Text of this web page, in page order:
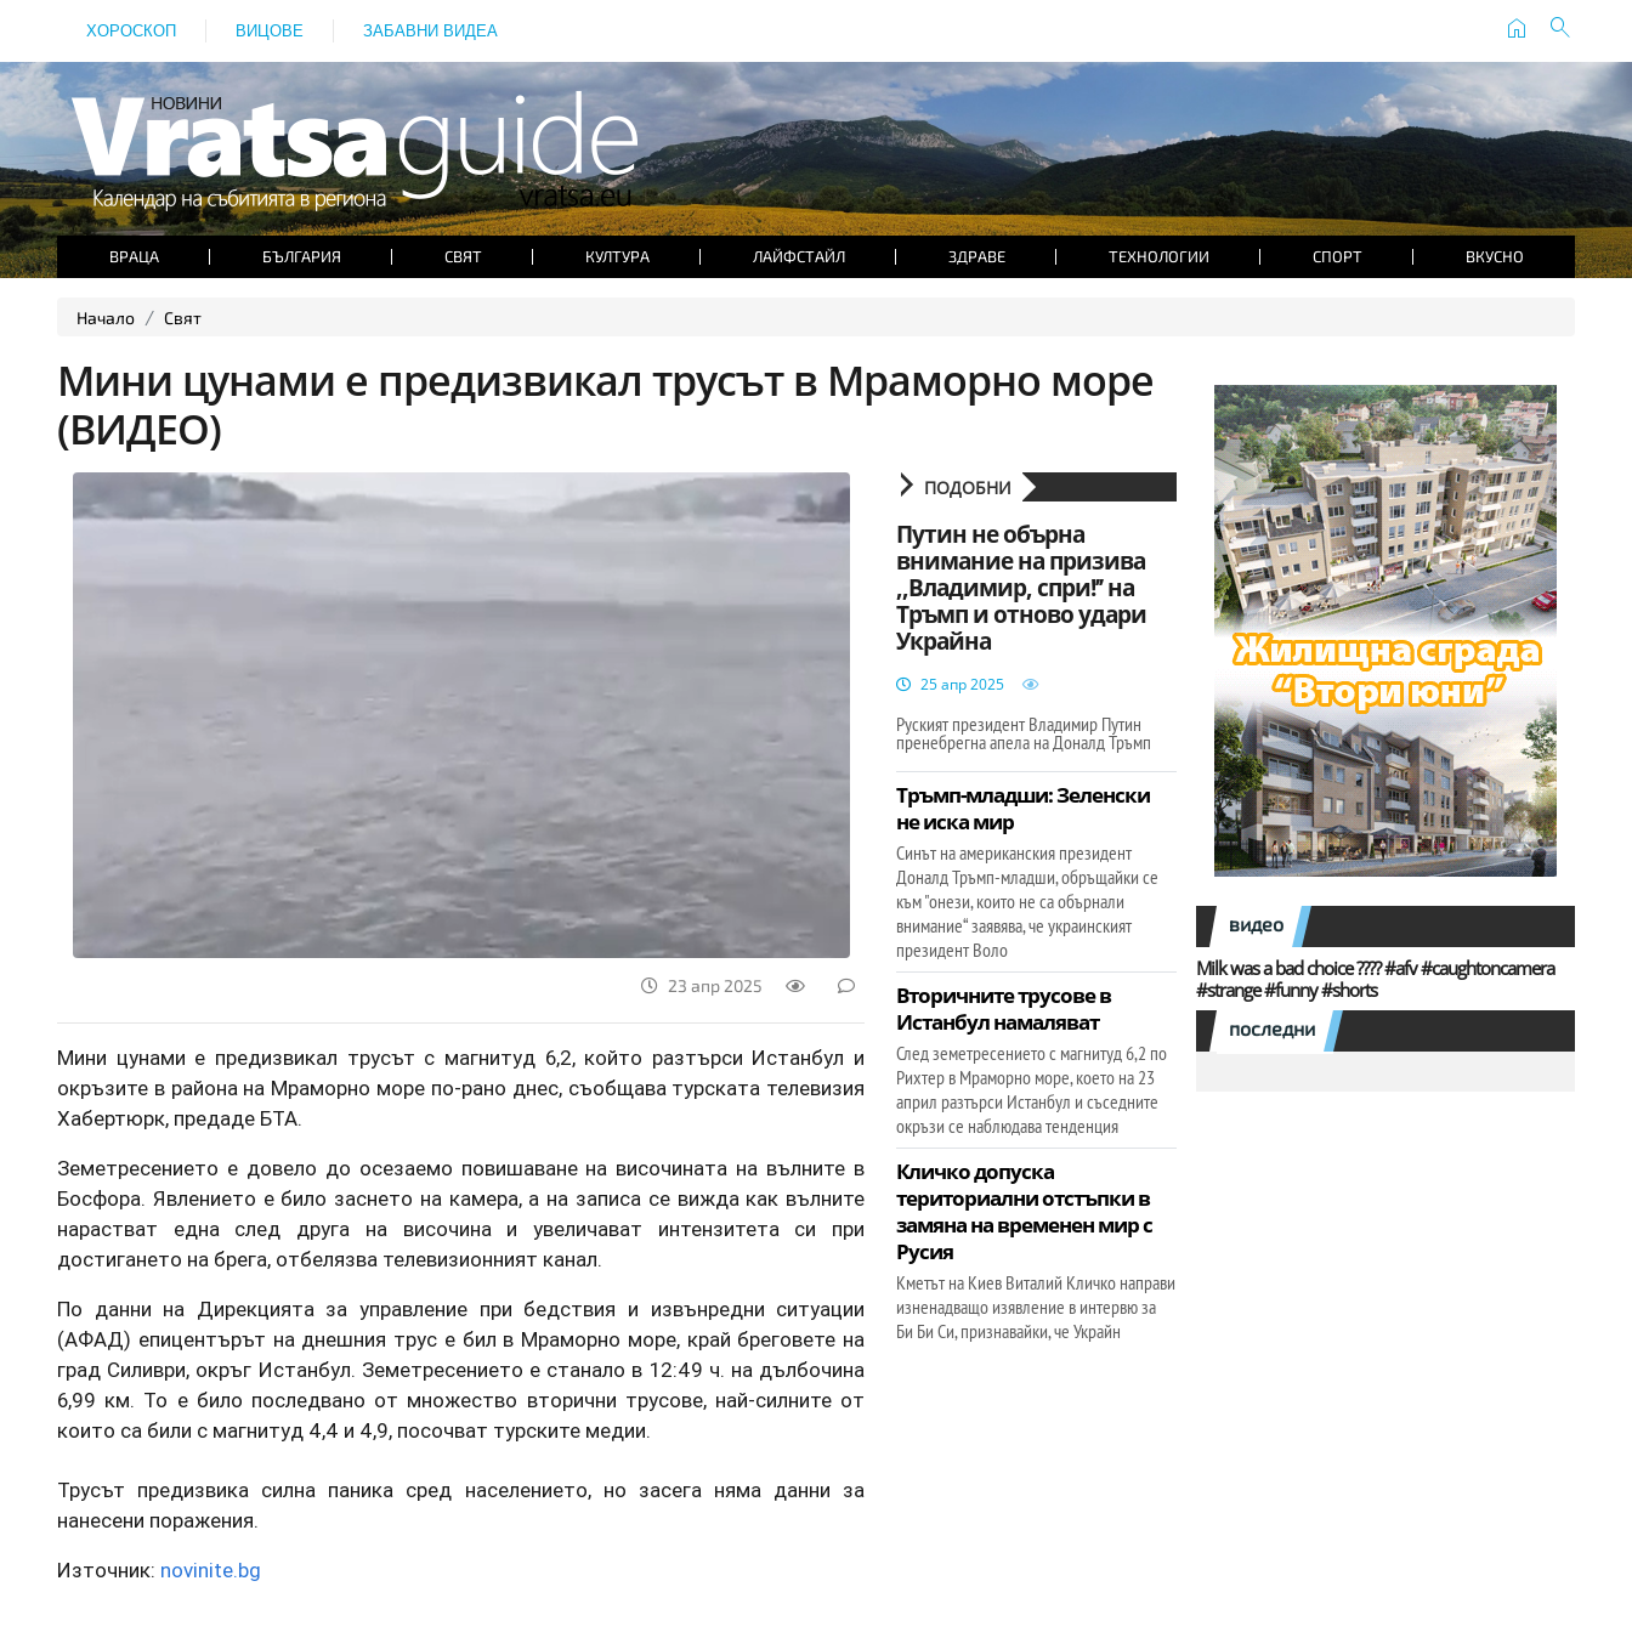
ХОРОСКОП ВИЦОВЕ ЗАБАВНИ ВИДЕА home search
ВРАЦА БЪЛГАРИЯ СВЯТ КУЛТУРА ЛАЙФСТАЙЛ ЗДРАВЕ ТЕХНОЛОГИИ СПОРТ ВКУСНО
Начало Свят
Мини цунами е предизвикал трусът в Мраморно море
(ВИДЕО)
23 апр 2025
Мини цунами е предизвикал трусът с магнитуд 6,2, който разтърси Истанбул и
окръзите в района на Мраморно море по-рано днес, съобщава турската телевизия
Хабертюрк, предаде БТА.
Земетресението е довело до осезаемо повишаване на височината на вълните в
Босфора. Явлението е било заснето на камера, а на записа се вижда как вълните
нарастват една след друга на височина и увеличават интензитета си при
достигането на брега, отбелязва телевизионният канал.
По данни на Дирекцията за управление при бедствия и извънредни ситуации
(АФАД) епицентърът на днешния трус е бил в Мраморно море, край бреговете на
град Силиври, окръг Истанбул. Земетресението е станало в 12:49 ч. на дълбочина
6,99 км. То е било последвано от множество вторични трусове, най-силните от
които са били с магнитуд 4,4 и 4,9, посочват турските медии.
Трусът предизвика силна паника сред населението, но засега няма данни за
нанесени поражения.
Източник: novinite.bg
ПОДОБНИ
Путин не обърна
внимание на призива
,,Владимир, спри!’’ на
Тръмп и отново удари
Украйна
25 апр 2025
Руският президент Владимир Путин
пренебрегна апела на Доналд Тръмп
Тръмп-младши: Зеленски
не иска мир
Синът на американския президент
Доналд Тръмп-младши, обръщайки се
към "онези, които не са обърнали
внимание“ заявява, че украинският
президент Воло
Вторичните трусове в
Истанбул намаляват
След земетресението с магнитуд 6,2 по
Рихтер в Мраморно море, което на 23
април разтърси Истанбул и съседните
окръзи се наблюдава тенденция
Кличко допуска
териториални отстъпки в
замяна на временен мир с
Русия
Кметът на Киев Виталий Кличко направи
изненадващо изявление в интервю за
Би Би Си, признавайки, че Украйн
видео
Milk was a bad choice ???? #afv #caughtoncamera
#strange #funny #shorts
последни